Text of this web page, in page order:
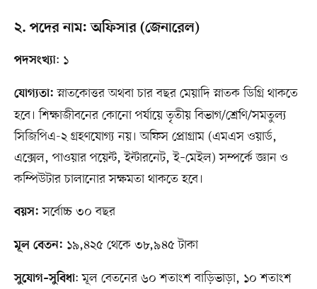
২. পদের নাম: অফিসার (জেনারেল)
পদসংখ্যা: ১
যোগ্যতা: স্নাতকোত্তর অথবা চার বছর মেয়াদি স্নাতক ডিগ্রি থাকতে
হবে। শিক্ষাজীবনের কোনো পর্যায়ে তৃতীয় বিভাগ/শ্রেণি/সমতুল্য
সিজিপিএ-২ গ্রহণযোগ্য নয়। অফিস প্রোগ্রাম (এমএস ওয়ার্ড,
এক্সেল, পাওয়ার পয়েন্ট, ইন্টারনেট, ই–মেইল) সম্পর্কে জ্ঞান ও
কম্পিউটার চালানোর সক্ষমতা থাকতে হবে।
বয়স: সর্বোচ্চ ৩০ বছর
মূল বেতন: ১৯,৪২৫ থেকে ৩৮,৯৪৫ টাকা
সুযোগ–সুবিধা: মূল বেতনের ৬০ শতাংশ বাড়িভাড়া, ১০ শতাংশ